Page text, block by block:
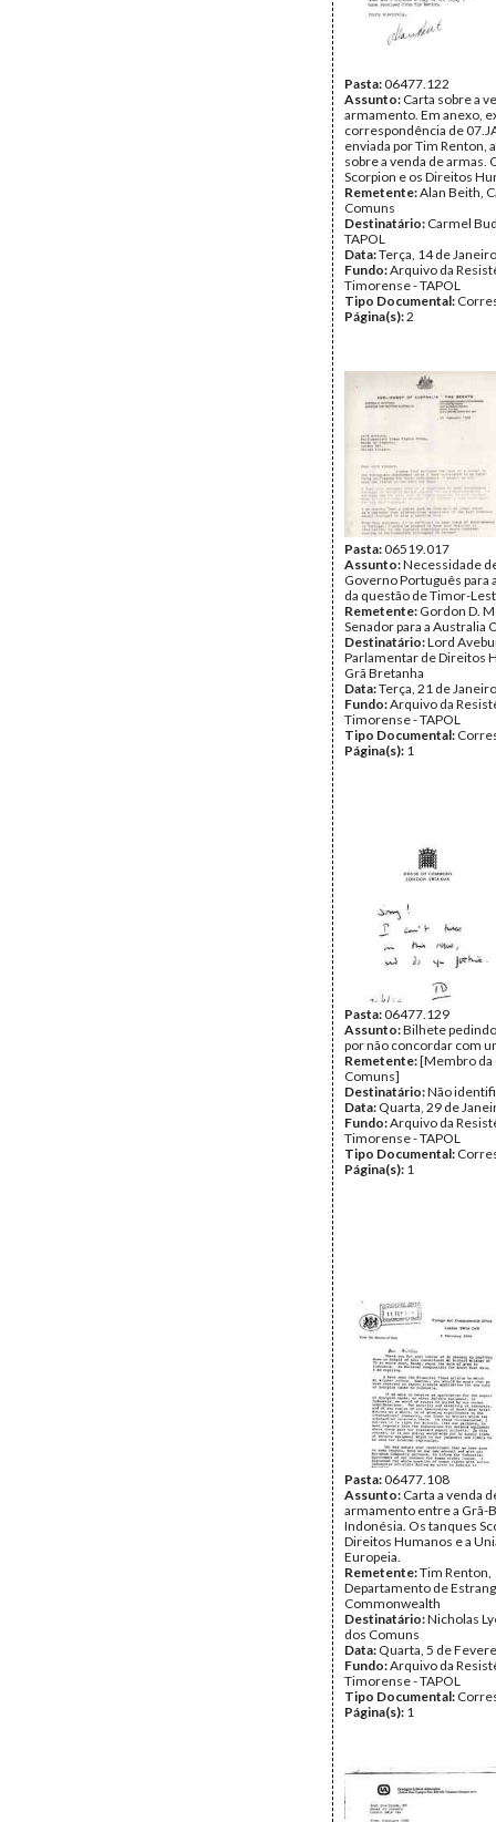
Pasta:06477.122
Assunto: Carta sobre a
armamento. Em anexo,
correspondência de
enviada por Tim Renton,
sobre a venda de armas.
Scorpion e os Direitos
Remetente:Alan Beith,
Comuns
Destinatário: Carmel
TAPOL
Data:Terça, 14 de
Fundo:Arquivo da
Timorense - TAPOL
Tipo Documental:
Página(s):2
Pasta:06519.017
Assunto:Necessidade
Governo Português para
da questão de Timor-
Remetente: Gordon D.
Senador para a Australia
Destinatário:Lord
Parlamentar de Direitos
Grã Bretanha
Data:Terça, 21 de
Fundo:Arquivo da
Timorense - TAPOL
Tipo Documental:
Página(s): 1
Pasta:06477.129
Assunto:Bilhete
por não concordar com
Remetente:[Membro da
Comuns]
Destinatário:Não
Data: Quarta, 29 de
Fundo:Arquivo da
Timorense - TAPOL
Tipo Documental:
Página(s): 1
Pasta:06477.108
Assunto: Carta a venda
armamento entre a Grã-
Indonésia. Os tanques
Direitos Humanos e a
Europeia.
Remetente:Tim Renton,
Departamento de
Commonwealth
Destinatário:Nicholas
dos Comuns
Data: Quarta, 5 de
Fundo:Arquivo da
Timorense - TAPOL
Tipo Documental:
Página(s): 1